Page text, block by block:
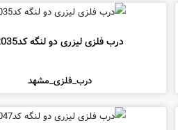
درب فلزی لیزری دو لنگه کد2035
درب_فلزی_مشهد